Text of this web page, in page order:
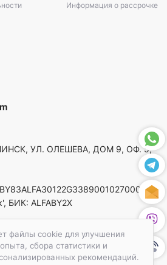
файлы cookie для улучшения
сбора статистики и
рекомендаций.
Информация о рассрочке
УЛ. ОЛЕШЕВА, ДОМ 9, ОФ. 5,
в
БИК: ALFABY2X
реестре от 14.08.2025 Минский
потребителей